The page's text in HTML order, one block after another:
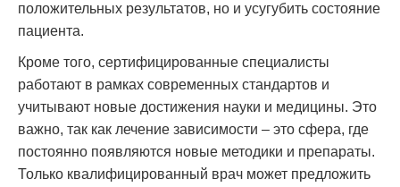
положительных результатов, но и усугубить состояние
пациента.
Кроме того, сертифицированные специалисты
работают в рамках современных стандартов и
учитывают новые достижения науки и медицины. Это
важно, так как лечение зависимости – это сфера, где
постоянно появляются новые методики и препараты.
Только квалифицированный врач может предложить